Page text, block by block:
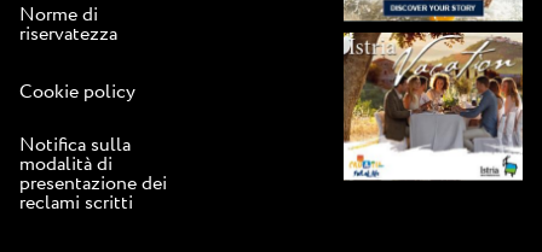
Norme di
riservatezza
Cookie policy
Notifica sulla
modalità di
presentazione dei
reclami scritti